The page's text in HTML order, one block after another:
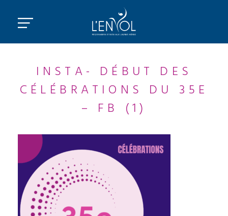
INSTA- DÉBUT DES
CÉLÉBRATIONS DU 35E
– FB (1)